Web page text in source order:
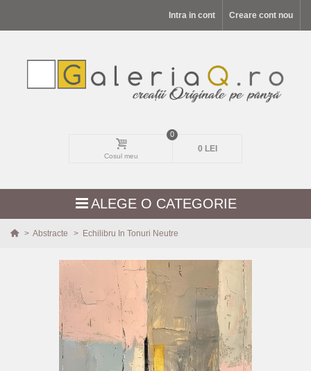
Intra in cont Creare cont nou
Cosul meu
0
0 LEI
ALEGE O CATEGORIE
> Abstracte > Echilibru In Tonuri Neutre